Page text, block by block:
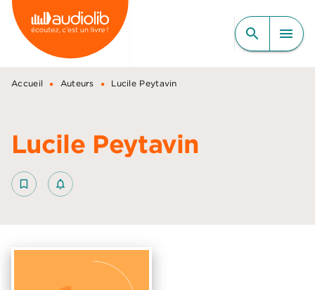
MENU RECHERCHE
CONTENU
PIED DE PAGE
search menu
Accueil • Auteurs • Lucile Peytavin
Lucile Peytavin
bookmark_border notifications_none_outlined